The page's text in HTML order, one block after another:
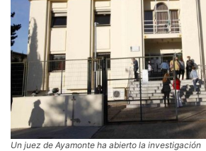
Un juez de Ayamonte ha abierto la investigación